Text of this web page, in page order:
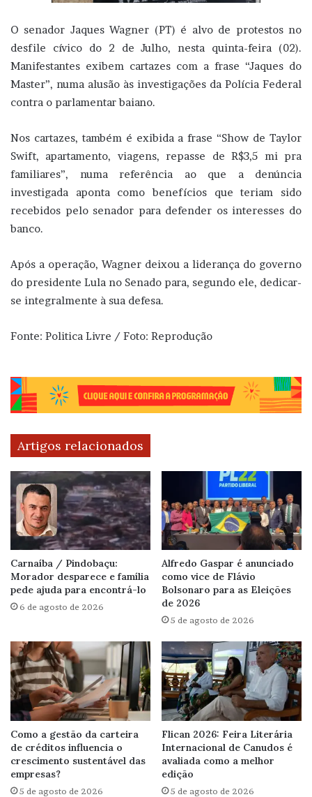
O senador Jaques Wagner (PT) é alvo de protestos no
desfile cívico do 2 de Julho, nesta quinta-feira (02).
Manifestantes exibem cartazes com a frase “Jaques do
Master”, numa alusão às investigações da Polícia Federal
contra o parlamentar baiano.
Nos cartazes, também é exibida a frase “Show de Taylor
Swift, apartamento, viagens, repasse de R$3,5 mi pra
familiares”, numa referência ao que a denúncia
investigada aponta como benefícios que teriam sido
recebidos pelo senador para defender os interesses do
banco.
Após a operação, Wagner deixou a liderança do governo
do presidente Lula no Senado para, segundo ele, dedicar-
se integralmente à sua defesa.
Fonte: Politica Livre / Foto: Reprodução
Artigos relacionados
Carnaíba / Pindobaçu:
Morador desparece e família
pede ajuda para encontrá-lo
6 de agosto de 2026
Alfredo Gaspar é anunciado
como vice de Flávio
Bolsonaro para as Eleições
de 2026
5 de agosto de 2026
Como a gestão da carteira
de créditos influencia o
crescimento sustentável das
empresas?
5 de agosto de 2026
Flican 2026: Feira Literária
Internacional de Canudos é
avaliada como a melhor
edição
5 de agosto de 2026